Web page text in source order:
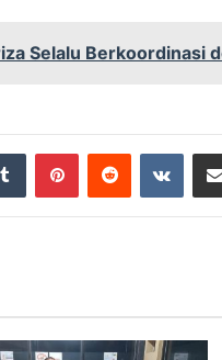
Selalu Berkoordinasi
Tumblr PinterestReddit